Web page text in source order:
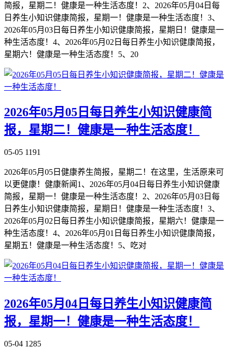
简报，星期二！健康是一种生活态度！2、2026年05月04日每
日养生小知识健康简报，星期一！健康是一种生活态度！3、
2026年05月03日每日养生小知识健康简报，星期日！健康是一
种生活态度！4、2026年05月02日每日养生小知识健康简报，
星期六！健康是一种生活态度！5、20
2026年05月05日每日养生小知识健康简
报，星期二！健康是一种生活态度！
05-05 1191
2026年05月05日健康养生简报，星期二！在这里，生活原来可
以更健康！健康新闻1、2026年05月04日每日养生小知识健康
简报，星期一！健康是一种生活态度！2、2026年05月03日每
日养生小知识健康简报，星期日！健康是一种生活态度！3、
2026年05月02日每日养生小知识健康简报，星期六！健康是一
种生活态度！4、2026年05月01日每日养生小知识健康简报，
星期五！健康是一种生活态度！5、吃对
2026年05月04日每日养生小知识健康简
报，星期一！健康是一种生活态度！
05-04 1285